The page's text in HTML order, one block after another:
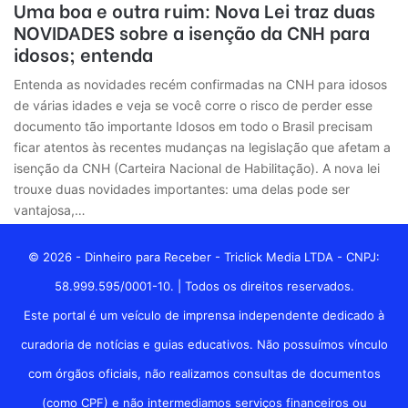
Uma boa e outra ruim: Nova Lei traz duas
NOVIDADES sobre a isenção da CNH para
idosos; entenda
Entenda as novidades recém confirmadas na CNH para idosos
de várias idades e veja se você corre o risco de perder esse
documento tão importante Idosos em todo o Brasil precisam
ficar atentos às recentes mudanças na legislação que afetam a
isenção da CNH (Carteira Nacional de Habilitação). A nova lei
trouxe duas novidades importantes: uma delas pode ser
vantajosa,…
© 2026 - Dinheiro para Receber - Triclick Media LTDA - CNPJ:
58.999.595/0001-10. | Todos os direitos reservados.
Este portal é um veículo de imprensa independente dedicado à
curadoria de notícias e guias educativos. Não possuímos vínculo
com órgãos oficiais, não realizamos consultas de documentos
(como CPF) e não intermediamos serviços financeiros ou